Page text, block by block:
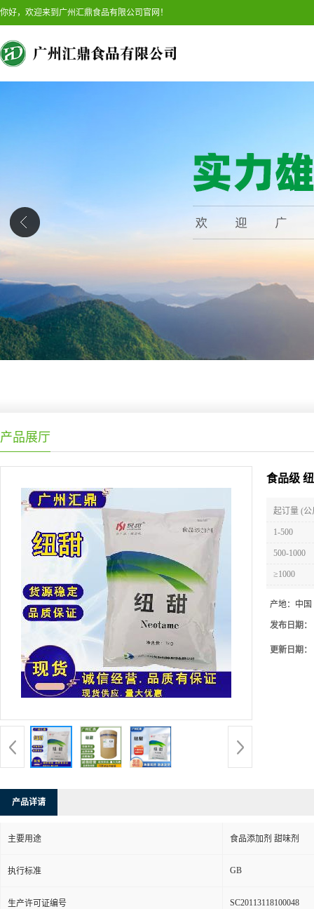
你好，欢迎来到广州汇鼎食品有限公司官网！
产品展厅
食品级
起订量 (公
1-500
500-1000
≥1000
产地： 中国
发布日期：
更新日期：
产品详请
主要用途 食品添加剂 甜味剂
执行标准 GB
生产许可证编号 SC20113118100048